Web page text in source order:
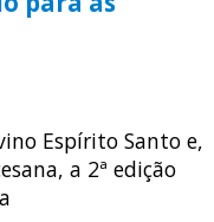
Espírito Santo e,
a 2ª edição